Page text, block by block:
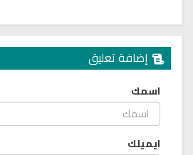
إضافة تعليق
اسمك
ايميلك